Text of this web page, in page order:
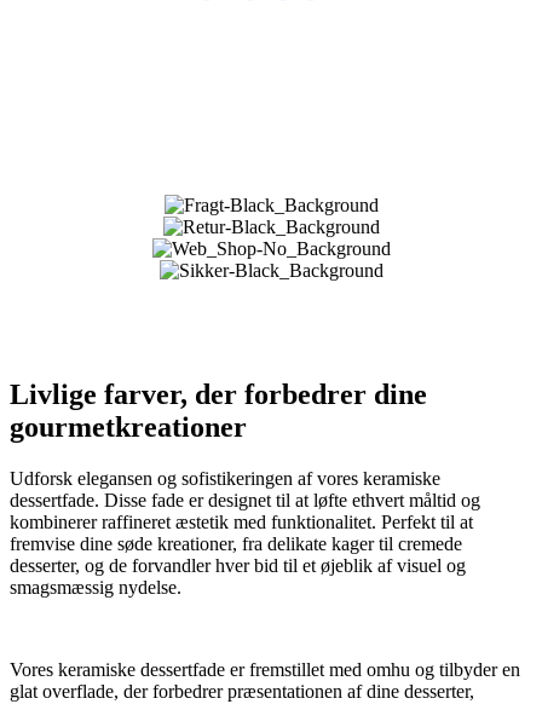
Livlige farver, der forbedrer dine
gourmetkreationer
Udforsk elegansen og sofistikeringen af ​​vores keramiske
dessertfade. Disse fade er designet til at løfte ethvert måltid og
kombinerer raffineret æstetik med funktionalitet. Perfekt til at
fremvise dine søde kreationer, fra delikate kager til cremede
desserter, og de forvandler hver bid til et øjeblik af visuel og
smagsmæssig nydelse.
Vores keramiske dessertfade er fremstillet med omhu og tilbyder en
glat overflade, der forbedrer præsentationen af ​​dine desserter,